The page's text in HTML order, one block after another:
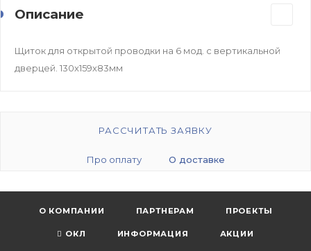
Описание
Щиток для открытой проводки на 6 мод. с вертикальной
дверцей. 130х159х83мм
РАССЧИТАТЬ ЗАЯВКУ
Про оплату О доставке
О КОМПАНИИ ПАРТНЕРАМ ПРОЕКТЫ
ОКЛ ИНФОРМАЦИЯ АКЦИИ